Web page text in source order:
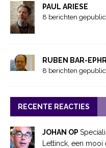
PAUL ARIESE
8 berichten
RUBEN BAR-
8 berichten
RECENTE REACTIES
JOHAN OP
Lettinck, een